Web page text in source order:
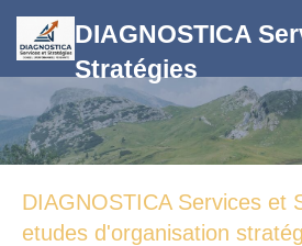
DIAGNOSTICA
Stratégies
DIAGNOSTICA Services et
etudes d'organisation